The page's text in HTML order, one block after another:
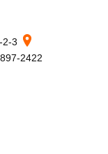
2-3
2422